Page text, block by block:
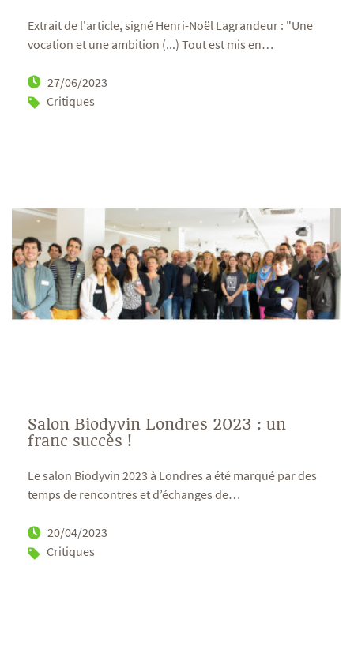
Extrait de l'article, signé Henri-Noël Lagrandeur : "Une
vocation et une ambition (...) Tout est mis en…
27/06/2023
Critiques
Salon Biodyvin Londres 2023 : un
franc succès !
Le salon Biodyvin 2023 à Londres a été marqué par des
temps de rencontres et d’échanges de…
20/04/2023
Critiques